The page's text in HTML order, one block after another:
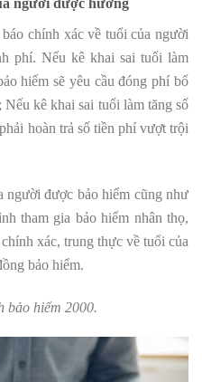
người được hưởng
chính xác về tuổi của người
phí. Nếu kê khai sai tuổi làm
hiểm sẽ yêu cầu đóng phí bổ
Nếu kê khai sai tuổi làm tăng số
hoàn trả số tiền phí vượt trội
người được bảo hiểm cũng như
tham gia bảo hiểm nhân thọ,
xác, trung thực về tuổi của
bảo hiểm.
bảo hiểm 2000.